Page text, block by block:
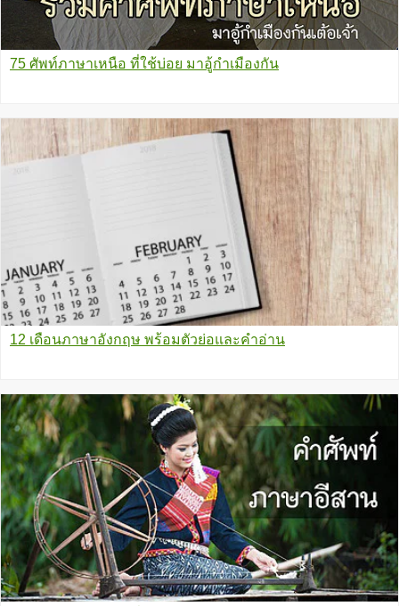
75 ศัพท์ภาษาเหนือ ที่ใช้บ่อย มาอู้กําเมืองกัน
12 เดือนภาษาอังกฤษ พร้อมตัวย่อและคำอ่าน